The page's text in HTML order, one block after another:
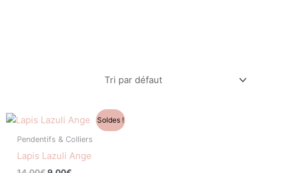
Soldes !
Pendentifs & Colliers
Lapis Lazuli Ange
Le
initial
14,00€.
Le
prix
actuel
9,00€.